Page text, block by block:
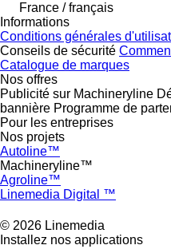
France / français
Informations
Conditions générales
Conseils de sécurité
Catalogue de marques
Nos offres
Publicité sur Machineryline
bannière Programme de
Pour les entreprises
Nos projets
Autoline™
Machineryline™
Agroline™
Linemedia Digital ™
© 2026 Linemedia
Installez nos applications